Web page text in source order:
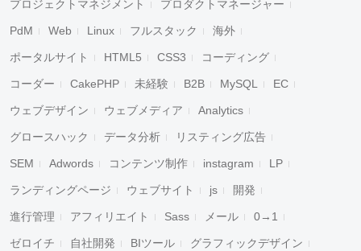
プロジェクトマネジメント プロダクトマネージャー
PdM Web Linux フルスタック 海外
ポータルサイト HTML5 CSS3 コーディング
コーダー CakePHP 未経験 B2B MySQL EC
ウェブデザイン ウェブメディア Analytics
グロースハック データ分析 リスティング広告
SEM Adwords コンテンツ制作 instagram LP
ランディングページ ウェブサイト js 開発
進行管理 アフィリエイト Sass メール 0→1
ゼロイチ 自社開発 BIツール グラフィックデザイン